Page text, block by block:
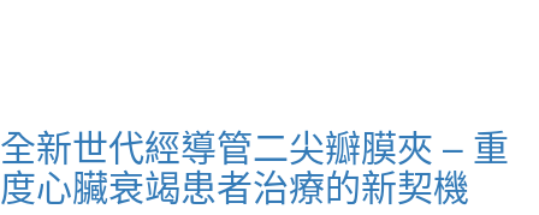
全新世代經導管二尖瓣膜夾 – 重
度心臟衰竭患者治療的新契機